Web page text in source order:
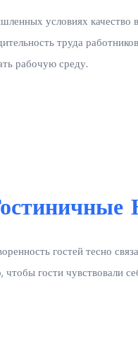
условиях качество
труда
рабочую среду.
гостей тесно
чтобы гости чувствовали